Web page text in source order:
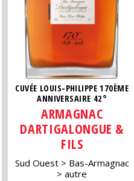
CUVÉE LOUIS-PHILIPPE 170ÈME
ANNIVERSAIRE 42°
ARMAGNAC
DARTIGALONGUE &
FILS
Sud Ouest
Bas-Armagnac
autre